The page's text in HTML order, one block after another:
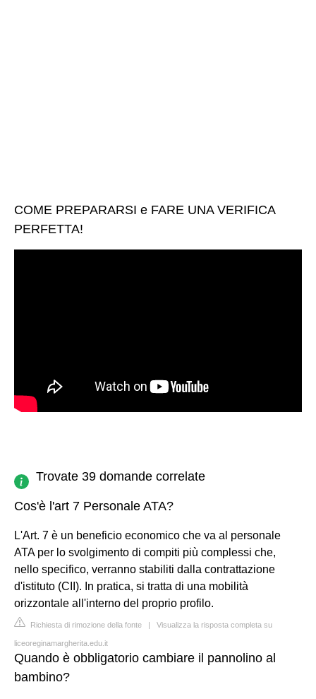
COME PREPARARSI e FARE UNA VERIFICA
PERFETTA!
Trovate 39 domande correlate
Cos'è l'art 7 Personale ATA?
L'Art. 7 è un beneficio economico che va al personale
ATA per lo svolgimento di compiti più complessi che,
nello specifico, verranno stabiliti dalla contrattazione
d'istituto (CII). In pratica, si tratta di una mobilità
orizzontale all'interno del proprio profilo.
Richiesta di rimozione della fonte | Visualizza la risposta completa su
liceoreginamargherita.edu.it
Quando è obbligatorio cambiare il pannolino al
bambino?